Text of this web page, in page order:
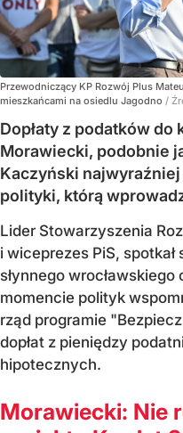
Przewodniczący KP Rozwój Plus
mieszkańcami na osiedlu Jagodno /
Dopłaty z podatków
Morawiecki, podobnie
Kaczyński
polityki, którą
Lider Stowarzyszenia
i wiceprezes PiS,
słynnego
momencie polityk
rząd programie
dopłat z pieniędzy
hipotecznych.
Morawiecki: Nie